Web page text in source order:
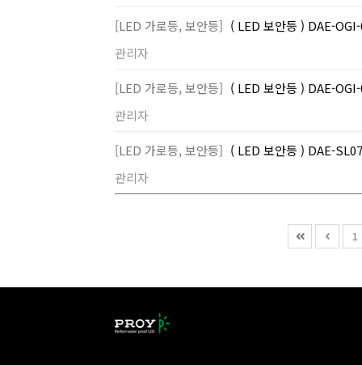
[LED 가로등, 보안등] ( LED 보안등 ) DAE-
관리자
[LED 가로등, 보안등] ( LED 보안등 ) DAE-
관리자
[LED 가로등, 보안등] ( LED 보안등 ) DAE-
관리자
1